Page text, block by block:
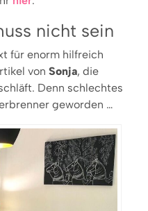
nicht sein
für enorm hilfreich
von Sonja, die
Denn schlechtes
geworden …